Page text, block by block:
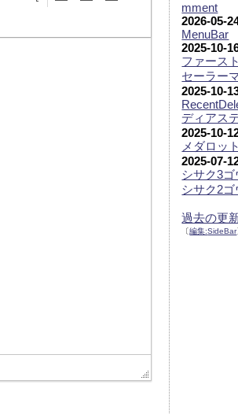
mment
2026-05-
MenuBar
2025-10-
ファース
セーラー
2025-10-
ディアス
2025-10-
メダロッ
2025-07-
シサク3ゴ
シサク2ゴ
過去の更
〔編集:SideBar